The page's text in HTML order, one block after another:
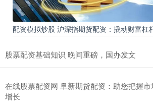
配资模拟炒股 沪深指期货配资：撬动财富杠
股票配资基础知识 晚间重磅，国办发文
在线股票配资网 阜新期货配资：助您把握
增长